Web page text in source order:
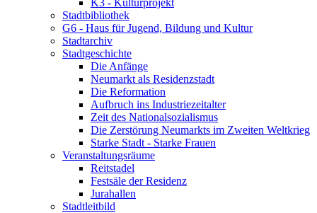
K3 - Kulturprojekt
Stadtbibliothek
G6 - Haus für Jugend, Bildung und Kultur
Stadtarchiv
Stadtgeschichte
Die Anfänge
Neumarkt als Residenzstadt
Die Reformation
Aufbruch ins Industriezeitalter
Zeit des Nationalsozialismus
Die Zerstörung Neumarkts im Zweiten Weltkrieg
Starke Stadt - Starke Frauen
Veranstaltungsräume
Reitstadel
Festsäle der Residenz
Jurahallen
Stadtleitbild